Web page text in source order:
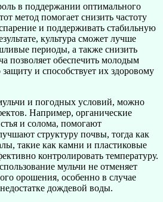
в поддержании оптимального
метод помогает снизить частоту
и поддерживать стабильную
культура сможет лучше
периоды, а также снизить
позволяет обеспечить молодым
и способствует их здоровому
и погодных условий, можно
Например, органические
и солома, помогают
структуру почвы, тогда как
такие как камни и пластиковые
контролировать температуру.
мульчи не отменяет
орошения, особенно в случае
дождевой воды.